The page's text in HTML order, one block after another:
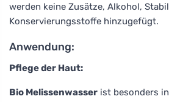
werden keine Zusätze, Alkohol,
Konservierungsstoffe hinzugefügt.
Anwendung:
Pflege der Haut:
Bio Melissenwasser ist besonders